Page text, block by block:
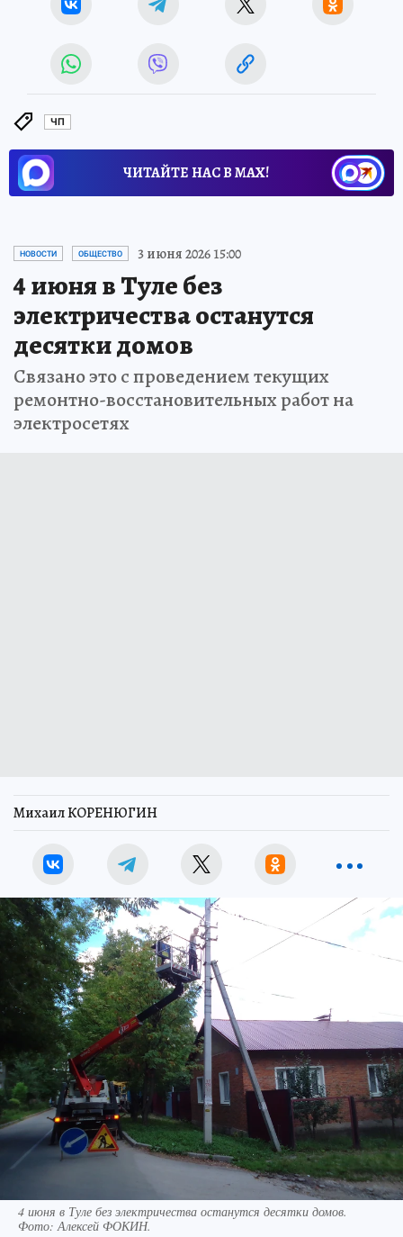
ЧП
ЧИТАЙТЕ НАС В МАХ!
НОВОСТИ ОБЩЕСТВО 3 июня 2026 15:00
4 июня в Туле без
электричества останутся
десятки домов
Связано это с проведением текущих
ремонтно-восстановительных работ на
электросетях
Михаил КОРЕНЮГИН
4 июня в Туле без электричества останутся десятки домов.
Фото: Алексей ФОКИН.